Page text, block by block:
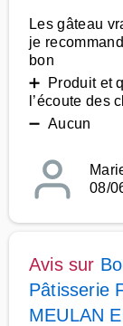
Les gâteau
je
bon
➕ Produit et
l’écoute des
➖ Aucun
08/
Avis sur
Pâtisserie
MEULAN